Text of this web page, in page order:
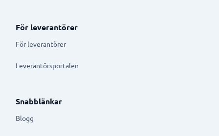
För leverantörer
För leverantörer
Leverantörsportalen
Snabblänkar
Blogg